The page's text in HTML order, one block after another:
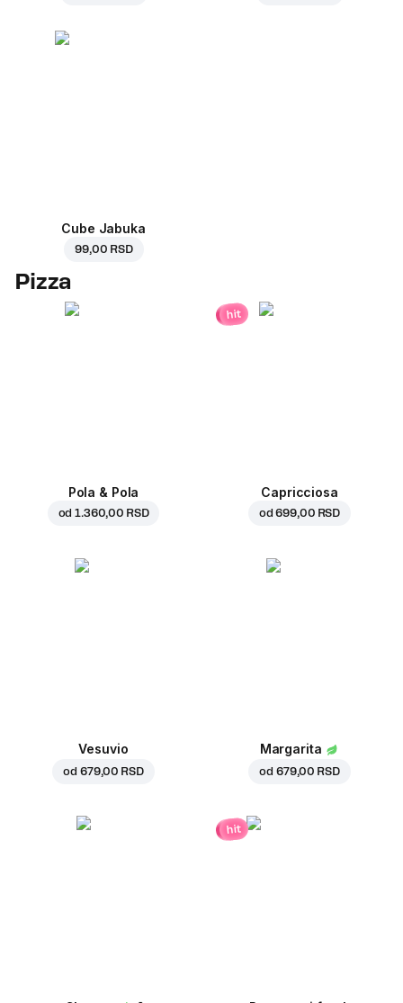
Cube Jabuka
99,00 RSD
Pizza
Pola & Pola
od1.360,00 RSD
hit
Capricciosa
od699,00 RSD
Vesuvio
od 679,00 RSD
Margarita
od 679,00 RSD
hit